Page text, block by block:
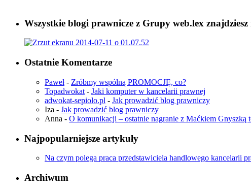
Wszystkie blogi prawnicze z Grupy web.lex
Ostatnie Komentarze
Paweł- Zróbmy wspólną PROMOCJĘ, co?
Topadwokat - Jaki komputer w kancelarii prawnej
adwokat-sepiolo.pl - Jak prowadzić blog prawniczy
Iza - Jak prowadzić blog prawniczy
Anna - O komunikacji – ostatnie nagranie z Maćkiem Gnyszką
Najpopularniejsze artykuły
Na czym polega praca przedstawiciela handlowego kancelarii
Archiwum